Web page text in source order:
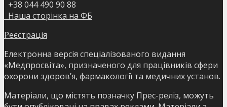
+38 044 490 90 88
Наша сторінка на ФБ
Реєстрація
Електронна версія спеціалізованого видання
«Медпросвіта», призначеного для працівників сфери
охорони здоров’я, фармакології та медичних установ.
Матеріали, що містять позначку Прес-реліз, можуть